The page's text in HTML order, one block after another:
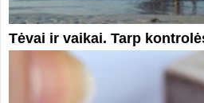
Tėvai ir vaikai. Tarp